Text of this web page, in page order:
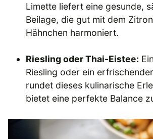
Limette liefert eine gesunde,
Beilage, die gut mit dem
Hähnchen harmoniert.
Riesling oder Thai-Eistee:
Riesling oder ein
rundet dieses kulinarische
bietet eine perfekte Balance